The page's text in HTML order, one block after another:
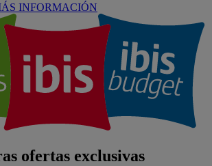
INFORMACIÓN
ofertas exclusivas